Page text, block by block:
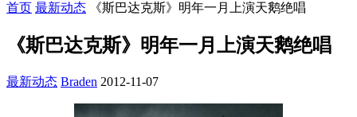
首页 最新动态 《斯巴达克斯》明年一月上演天鹅绝唱
《斯巴达克斯》明年一月上演天鹅绝唱
最新动态 Braden 2012-11-07